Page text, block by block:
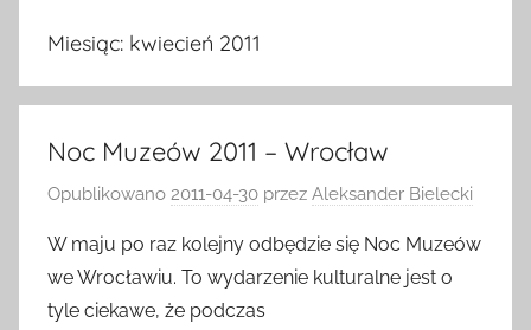
Miesiąc: kwiecień 2011
Noc Muzeów 2011 – Wrocław
Opublikowano 2011-04-30 przez Aleksander Bielecki
W maju po raz kolejny odbędzie się Noc Muzeów
we Wrocławiu. To wydarzenie kulturalne jest o
tyle ciekawe, że podczas